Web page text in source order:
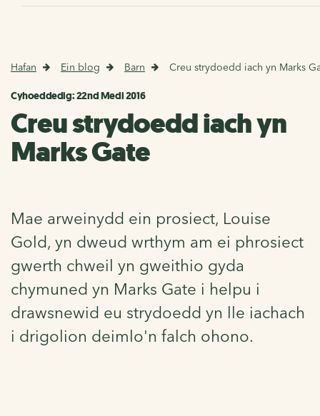
Hafan Ein blog Barn Creu strydoedd iach yn Marks
Cyhoeddedig: 22nd Medi 2016
Creu strydoedd iach yn
Marks Gate
Mae arweinydd ein prosiect, Louise
Gold, yn dweud wrthym am ei phrosiect
gwerth chweil yn gweithio gyda
chymuned yn Marks Gate i helpu i
drawsnewid eu strydoedd yn lle iachach
i drigolion deimlo'n falch ohono.